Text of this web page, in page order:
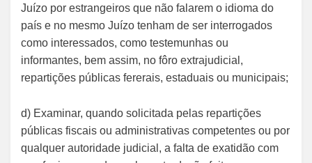
Juízo por estrangeiros que não falarem o idioma do
país e no mesmo Juízo tenham de ser interrogados
como interessados, como testemunhas ou
informantes, bem assim, no fôro extrajudicial,
repartições públicas fererais, estaduais ou municipais;
d) Examinar, quando solicitada pelas repartições
públicas fiscais ou administrativas competentes ou por
qualquer autoridade judicial, a falta de exatidão com